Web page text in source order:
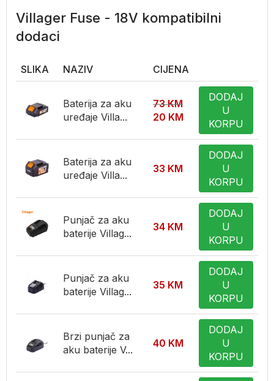
Villager Fuse - 18V kompatibilni
dodaci
SLIKA NAZIV CIJENA
Baterija za aku
uređaje Villa...
73KM
20 KM
DODAJ
U
KORPU
Baterija za aku
uređaje Villa...
33 KM
DODAJ
U
KORPU
Punjač za aku
baterije Villag...
34 KM
DODAJ
U
KORPU
Punjač za aku
baterije Villag...
35 KM
DODAJ
U
KORPU
Brzi punjač za
aku baterije V...
40 KM
DODAJ
U
KORPU